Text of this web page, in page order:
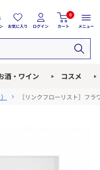
お気に入り ログイン
0
カート メニュー
酒・ワイン コスメ
） ［リンクフローリスト］フ